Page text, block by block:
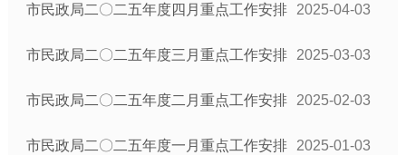
市民政局二〇二五年度四月重点工作安排 2025-04-03
市民政局二〇二五年度三月重点工作安排 2025-03-03
市民政局二〇二五年度二月重点工作安排 2025-02-03
市民政局二〇二五年度一月重点工作安排 2025-01-03